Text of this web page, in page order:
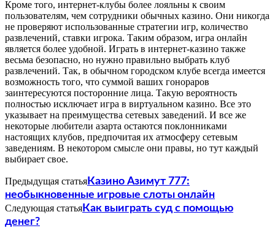
Кроме того, интернет-клубы более лояльны к своим
пользователям, чем сотрудники обычных казино. Они никогда
не проверяют использованные стратегии игр, количество
развлечений, ставки игрока. Таким образом, игра онлайн
является более удобной. Играть в интернет-казино также
весьма безопасно, но нужно правильно выбрать клуб
развлечений. Так, в обычном городском клубе всегда имеется
возможность того, что суммой ваших гонораров
заинтересуются посторонние лица. Такую вероятность
полностью исключает игра в виртуальном казино. Все это
указывает на преимущества сетевых заведений. И все же
некоторые любители азарта остаются поклонниками
настоящих клубов, предпочитая их атмосферу сетевым
заведениям. В некотором смысле они правы, но тут каждый
выбирает свое.
Предыдущая статьяКазино Азимут 777:
необыкновенные игровые слоты онлайн
Следующая статьяКак выиграть суд с помощью
денег?